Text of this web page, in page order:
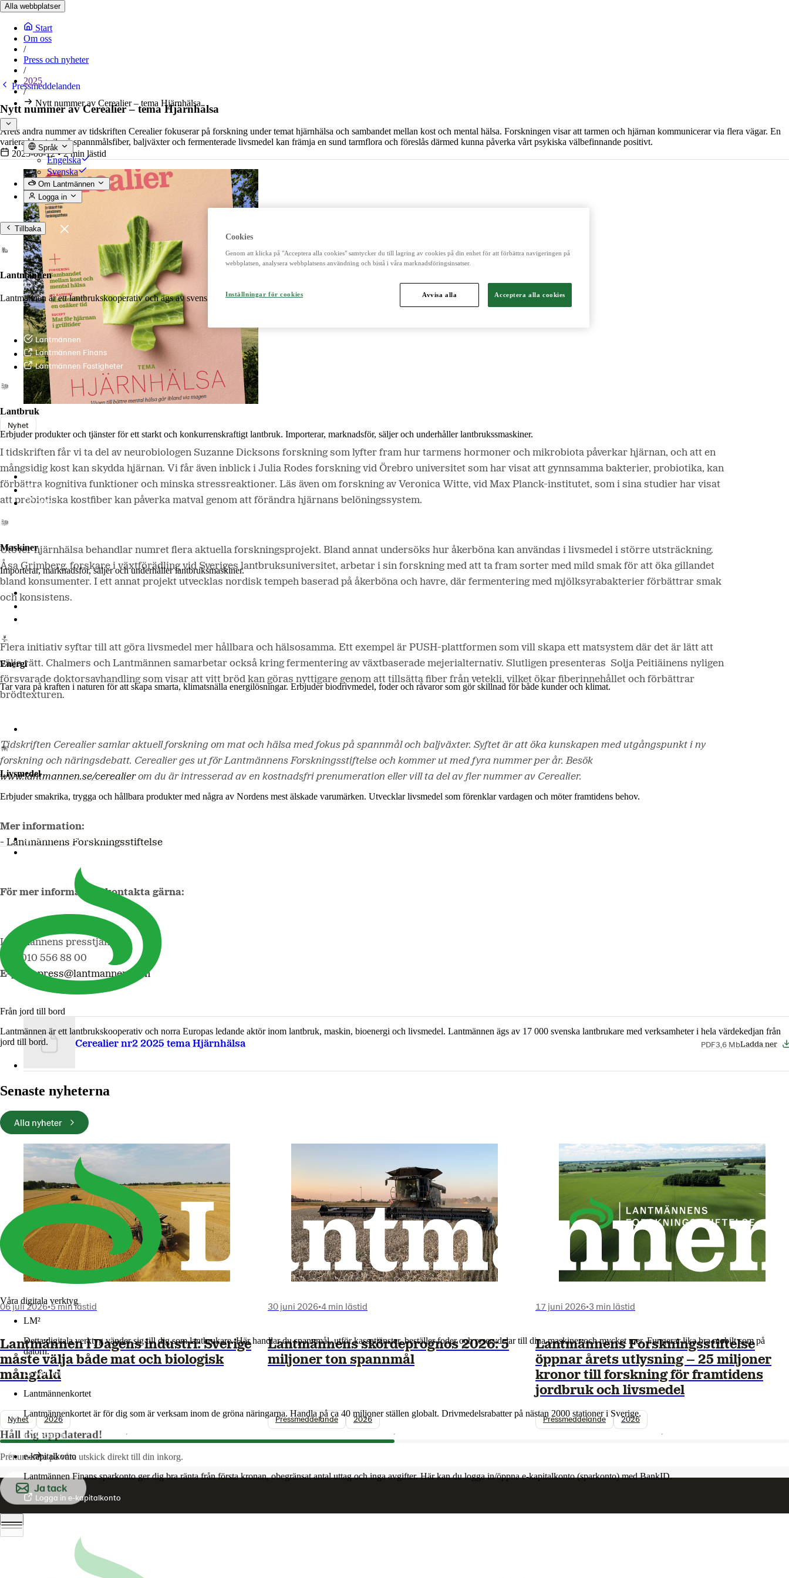
Alla webbplatser
Start
Om oss
/
Press och nyheter
/
2025
/
Nytt nummer av Cerealier – tema Hjärnhälsa
Språk
Engelska
Svenska
Om Lantmännen
Logga in
Tillbaka
Lantmännen
Lantmännen är ett lantbrukskooperativ och ägs av svenska lantbrukare och är norra Europas ledande aktör inom lantbruk, maskin, bioenergi och livsmedel.
Lantmännen
Lantmännen Finans
Lantmännen Fastigheter
Lantbruk
Erbjuder produkter och tjänster för ett starkt och konkurrenskraftigt lantbruk. Importerar, marknadsför, säljer och underhåller lantbrukssmaskiner.
Lantmännen Lantbruk
LM2
Odla
Maskiner
Importerar, marknadsför, säljer och underhåller lantbruksmaskiner.
Lantmännen Maskin
Energi
Tar vara på kraften i naturen för att skapa smarta, klimatsnälla energilösningar. Erbjuder biodrivmedel, foder och råvaror som gör skillnad för både kunder och klimat.
Livsmedel
Erbjuder smakrika, trygga och hållbara produkter med några av Nordens mest älskade varumärken. Utvecklar livsmedel som förenklar vardagen och möter framtidens behov.
Lantmännen Cerealia
Från jord till bord
Lantmännen är ett lantbrukskooperativ och norra Europas ledande aktör inom lantbruk, maskin, bioenergi och livsmedel. Lantmännen ägs av 17 000 svenska lantbrukare med verksamheter i hela värdekedjan från
jord till bord.
Våra digitala verktyg
LM²
Detta digitala verktyg vänder sig till dig som lantbrukare. Här handlar du spannmål, utför kassatjänster, beställer foder och reservdelar till dina maskiner och mycket mer. Fungerar lika bra mobilt som på
datorn.
Mer om LM2
Lantmännenkortet
Lantmännenkortet är för dig som är verksam inom de gröna näringarna. Handla på ca 40 miljoner ställen globalt. Drivmedelsrabatter på nästan 2000 stationer i Sverige.
Logga in
e-kapitalkonto
Lantmännen Finans sparkonto ger dig bra ränta från första kronan, obegränsat antal uttag och inga avgifter. Här kan du logga in/öppna e-kapitalkonto (sparkonto) med BankID.
Logga in e-kapitalkonto
Pressmeddelanden
Nytt nummer av Cerealier – tema Hjärnhälsa
Årets andra nummer av tidskriften Cerealier fokuserar på forskning under temat hjärnhälsa och sambandet mellan kost och mental hälsa. Forskningen visar att tarmen och hjärnan kommunicerar via flera vägar. En
varierad kost rik på spannmålsfiber, baljväxter och fermenterade livsmedel kan främja en sund tarmflora och föreslås därmed kunna påverka vårt psykiska välbefinnande positivt.
2025-06-12• 2 min lästid
Nyhet
I tidskriften får vi ta del av neurobiologen Suzanne Dicksons forskning som lyfter fram hur tarmens hormoner och mikrobiota påverkar hjärnan, och att en
mångsidig kost kan skydda hjärnan. Vi får även inblick i Julia Rodes forskning vid Örebro universitet som har visat att gynnsamma bakterier, probiotika, kan
förbättra kognitiva funktioner och minska stressreaktioner. Läs även om forskning av Veronica Witte, vid Max Planck-institutet, som i sina studier har visat
att prebiotiska kostfiber kan påverka matval genom att förändra hjärnans belöningssystem.
Utöver hjärnhälsa behandlar numret flera aktuella forskningsprojekt. Bland annat undersöks hur åkerböna kan användas i livsmedel i större utsträckning.
Åsa Grimberg, forskare i växtförädling vid Sveriges lantbruksuniversitet, arbetar i sin forskning med att ta fram sorter med mild smak för att öka gillandet
bland konsumenter. I ett annat projekt utvecklas nordisk tempeh baserad på åkerböna och havre, där fermentering med mjölksyrabakterier förbättrar smak
och konsistens.
Flera initiativ syftar till att göra livsmedel mer hållbara och hälsosamma. Ett exempel är PUSH-plattformen som vill skapa ett matsystem där det är lätt att
välja rätt. Chalmers och Lantmännen samarbetar också kring fermentering av växtbaserade mejerialternativ. Slutligen presenteras Solja Peitiäinens nyligen
försvarade doktorsavhandling som visar att vitt bröd kan göras nyttigare genom att tillsätta fiber från vetekli, vilket ökar fiberinnehållet och förbättrar
brödtexturen.
Tidskriften Cerealier samlar aktuell forskning om mat och hälsa med fokus på spannmål och baljväxter. Syftet är att öka kunskapen med utgångspunkt i ny
forskning och näringsdebatt. Cerealier ges ut för Lantmännens Forskningsstiftelse och kommer ut med fyra nummer per år.Besök
www.lantmannen.se/cerealierom du är intresserad av en kostnadsfri prenumeration eller vill ta del av fler nummer av Cerealier.
Mer information:
- Lantmännens Forskningsstiftelse
För mer information, kontakta gärna:
Lantmännens presstjänst
Tel
: 010 556 88 00
E-post
:press@lantmannen.com
Cerealier nr2 2025 tema Hjärnhälsa PDF3,6 MbLadda ner
Senaste nyheterna
Alla nyheter
06 juli 2026•5 min lästid
Lantmännen i Dagens industri: Sverige
måste välja både mat och biologisk
mångfald
Nyhet 2026
30 juni 2026•4 min lästid
Lantmännens skördeprognos 2026: 5
miljoner ton spannmål
Pressmeddelande 2026
17 juni 2026•3 min lästid
Lantmännens Forskningsstiftelse
öppnar årets utlysning – 25 miljoner
kronor till forskning för framtidens
jordbruk och livsmedel
Pressmeddelande 2026
Håll dig uppdaterad!
Prenumerera på våra utskick direkt till din inkorg.
Ja tack
Om oss
Finansiella rapporter
Cookies
Genom att klicka på "Acceptera alla cookies" samtycker du till lagring av cookies på din enhet för att förbättra navigeringen på
webbplatsen, analysera webbplatsens användning och bistå i våra marknadsföringsinsatser.
Inställningar för cookies Avvisa alla Acceptera alla cookies